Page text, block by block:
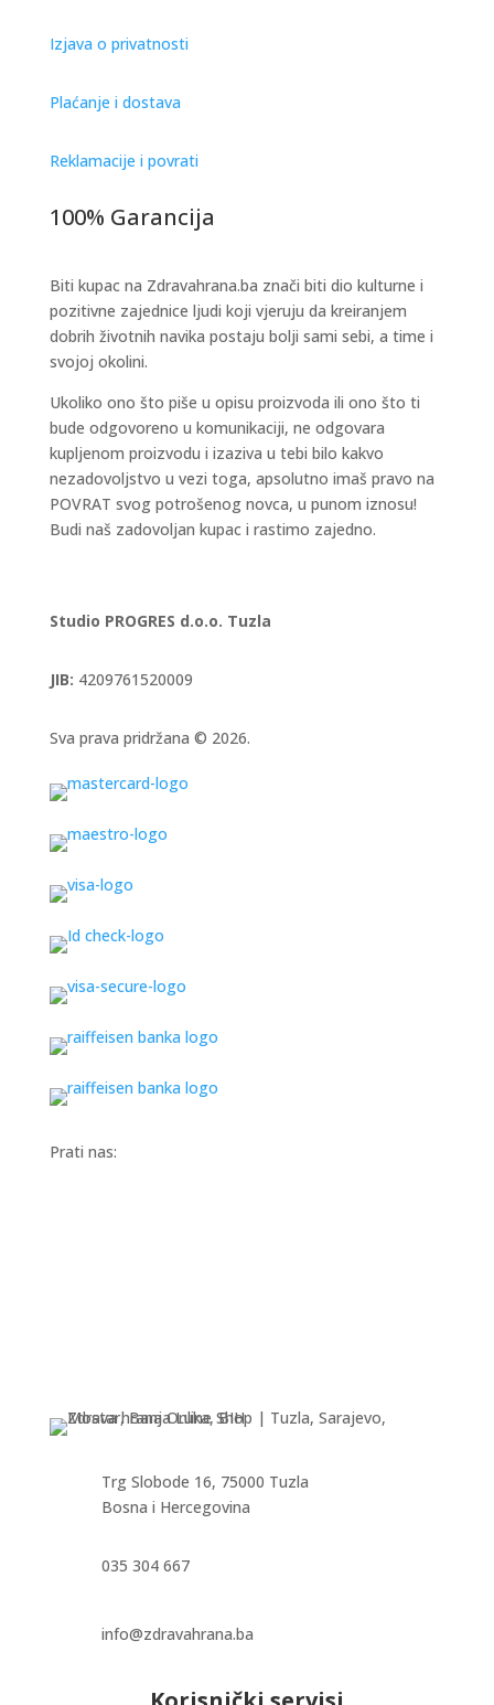
Izjava o privatnosti
Plaćanje i dostava
Reklamacije i povrati
100% Garancija
Biti kupac na Zdravahrana.ba znači biti dio kulturne i
pozitivne zajednice ljudi koji vjeruju da kreiranjem
dobrih životnih navika postaju bolji sami sebi, a time i
svojoj okolini.
Ukoliko ono što piše u opisu proizvoda ili ono što ti
bude odgovoreno u komunikaciji, ne odgovara
kupljenom proizvodu i izaziva u tebi bilo kakvo
nezadovoljstvo u vezi toga, apsolutno imaš pravo na
POVRAT svog potrošenog novca, u punom iznosu!
Budi naš zadovoljan kupac i rastimo zajedno.
Studio PROGRES d.o.o. Tuzla
JIB: 4209761520009
Sva prava pridržana © 2026.
Prati nas:
Trg Slobode 16, 75000 Tuzla
Bosna i Hercegovina
035 304 667
info@zdravahrana.ba